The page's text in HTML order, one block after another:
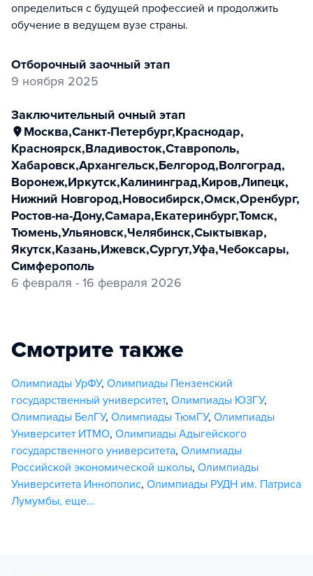
определиться с будущей профессией и продолжить
обучение в ведущем вузе страны.
отборочный заочный этап
9 ноября 2025
заключительный очный этап
Москва,Санкт-Петербург,Краснодар,
Красноярск,Владивосток,Ставрополь,
Хабаровск,Архангельск,Белгород,Волгоград,
Воронеж,Иркутск,Калининград,Киров,Липецк,
Нижний Новгород,Новосибирск,Омск,Оренбург,
Ростов-на-Дону,Самара,Екатеринбург,Томск,
Тюмень,Ульяновск,Челябинск,Сыктывкар,
Якутск,Казань,Ижевск,Сургут,Уфа,Чебоксары,
Симферополь
6 февраля - 16 февраля 2026
Смотрите также
Олимпиады УрФУ, Олимпиады Пензенский
государственный университет, Олимпиады ЮЗГУ,
Олимпиады БелГУ, Олимпиады ТюмГУ, Олимпиады
Университет ИТМО, Олимпиады Адыгейского
государственного университета, Олимпиады
Российской экономической школы, Олимпиады
Университета Иннополис, Олимпиады РУДН им. Патриса
Лумумбы, еще...